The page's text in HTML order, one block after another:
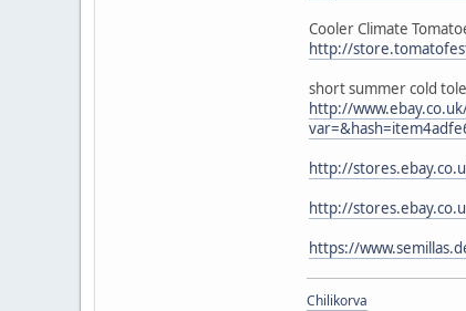
Cooler Climate
http://
short summer cold
http://
http://
http://
https://
Chilikorva